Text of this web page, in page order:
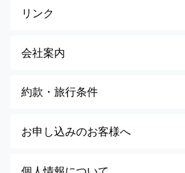
リンク
会社案内
約款・旅行条件
お申し込みのお客様へ